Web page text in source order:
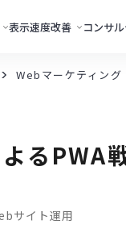
表示速度改善 コンサ
Webマーケティン
るPWA
サイト運用